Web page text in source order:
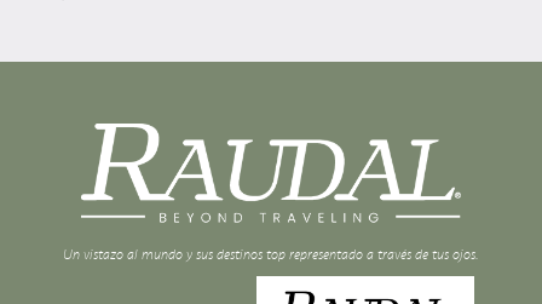
Un vistazo al mundo y sus destinos top representado a través de tus ojos.